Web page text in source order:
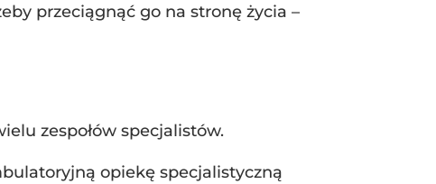
przeciągnąć go na stronę życia –
zespołów specjalistów.
opiekę specjalistyczną